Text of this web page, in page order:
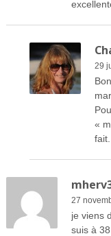
29
«
27
je viens
suis à